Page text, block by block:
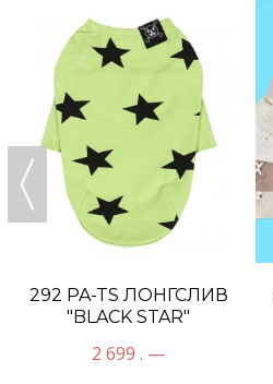
292 PA-TS ЛОНГСЛИВ
"BLACK STAR"
2 699 . —